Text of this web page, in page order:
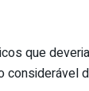
que